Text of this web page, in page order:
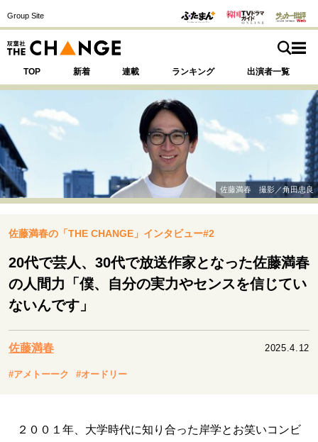
Group Site
TOP 新着 連載 ランキング 出演者一覧
SPECIAL 注目の記事テーマで探す
運命を変えた出会い 決断の裏側
表現者の葛藤
人生が動いた日 10代の挫折と原点
セカンドキャリアの描き方
夢を掴む選択
経営・ビジネス
佐藤満春 撮影／角田忠良
佐藤満春の「THE CHANGE」インタビュー#2
20代で芸人、30代で放送作家となった佐藤満春
の人間力「僕、自分の実力やセンスを信じてい
ないんです」
佐藤満春 2025.4.12
#アメトーーク #オードリー
２００１年、大学時代に知り合った岸学とお笑いコンビ